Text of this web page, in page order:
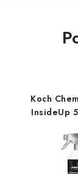
Koch
InsideUp